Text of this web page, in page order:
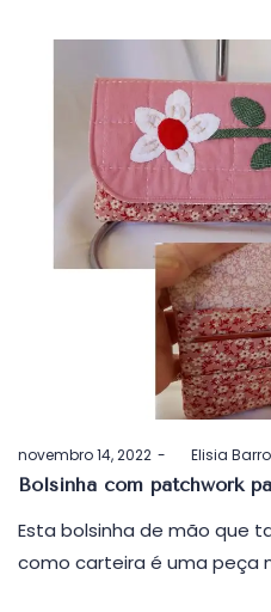
Postado
em
novembro 14, 2022 byElisia
Bolsinha com patchwork
Esta bolsinha de mão que
como carteira é uma peça